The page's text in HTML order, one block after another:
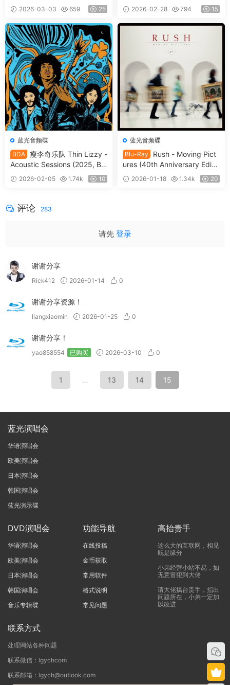
u-ray Audio) [BDMV 28.8GB]
2026-03-03 659 25
Wilson Remix) (2025, Blu-ray
Audio) [BDMV 12.2GB]
2026-02-28 794 15
蓝光音频碟
BDA 瘦李奇乐队 Thin Lizzy -
Acoustic Sessions (2025, Blu
-ray Audio) [BDMV 12.4GB]
2026-02-05 1.74k 10
蓝光音频碟
Blu-Ray
Rush - Moving Pict
ures (40th Anniversary Editio
n) (2022, Blu-ray Audio) [BD
MV 26.9GB]
2026-01-18 1.34k 20
评论 283
请先 登录
谢谢分享
Rick412 2026-01-14 0
谢谢分享资源！
liangxiaomin 2026-01-25 0
谢谢分享！
yao858554 已购买 2026-03-10 0
1 … 13 14 15
蓝光演唱会
华语演唱会
欧美演唱会
日本演唱会
韩国演唱会
蓝光演示碟
DVD演唱会
华语演唱会
欧美演唱会
日本演唱会
韩国演唱会
音乐专辑碟
功能导航
在线投稿
金币获取
常用软件
格式说明
常见问题
高抬贵手
这么大的互联网，相见
既是缘分
小弟经营小站不易，如
无意冒犯到大佬
请大佬搞台贵手，指出
问题所在，小弟一定加
以改进
联系方式
处理网站各种问题
联系微信：lgychcom
联系邮箱：lgych@outlook.com